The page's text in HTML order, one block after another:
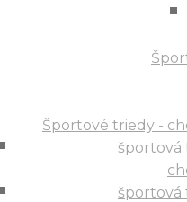
Športové triedy -
športová
športová